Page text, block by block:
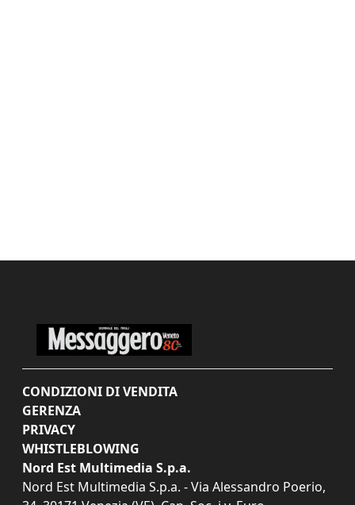
CONDIZIONI DI VENDITA
GERENZA
PRIVACY
WHISTLEBLOWING
Nord Est Multimedia S.p.a.
Nord Est Multimedia S.p.a. - Via Alessandro Poerio,